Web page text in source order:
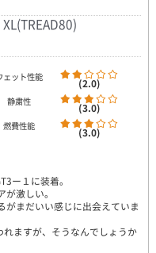
ェット性能 (2.0)
静粛性 (3.0)
燃費性能 (3.0)
ー１に装着。
激しい。
がまだいい感じに出会えていま
ますが、そうなんでしょうか